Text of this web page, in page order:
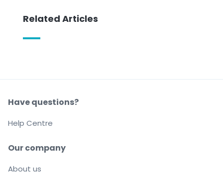
Related Articles
Our company
About us
Have questions?
Help Centre